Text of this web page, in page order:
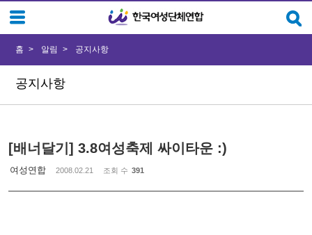
공지사항
홈 알림 공지사항
[배너달기] 3.8여성축제 싸이타운 :)
여성연합 2008.02.21 조회 수 391